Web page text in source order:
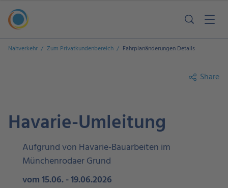
Nahverkehr Zum Privatkundenbereich Fahrplanänderungen Details
Share
Havarie-Umleitung
Aufgrund von Havarie-Bauarbeiten im
Münchenrodaer Grund
vom 15.06. - 19.06.2026